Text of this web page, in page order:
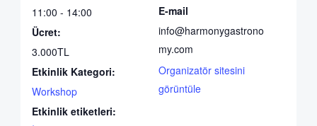
11:00 - 14:00
Ücret:
3.000TL
Etkinlik Kategori:
Workshop
Etkinlik etiketleri:
E-mail
info@harmonygastrono
my.com
Organizatör sitesini
görüntüle